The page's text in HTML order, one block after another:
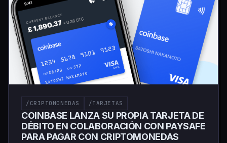
/CRIPTOMONEDAS /TARJETAS
COINBASE LANZA SU PROPIA TARJETA DE
DÉBITO EN COLABORACIÓN CON PAYSAFE
PARA PAGAR CON CRIPTOMONEDAS